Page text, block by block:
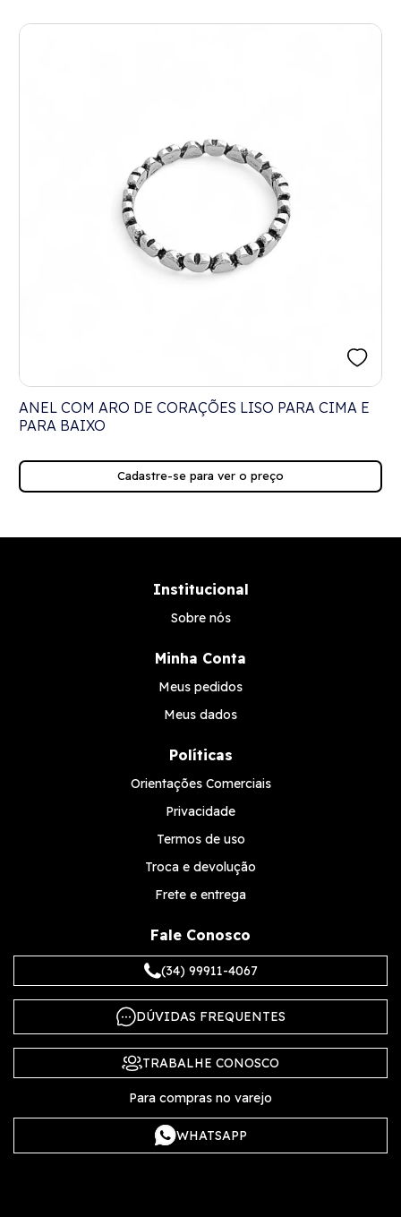
ANEL COM ARO DE CORAÇÕES LISO PARA CIMA E
PARA BAIXO
Cadastre-se para ver o preço
Institucional
Sobre nós
Minha Conta
Meus pedidos
Meus dados
Políticas
Orientações Comerciais
Privacidade
Termos de uso
Troca e devolução
Frete e entrega
Fale Conosco
(34) 99911-4067
DÚVIDAS FREQUENTES
TRABALHE CONOSCO
Para compras no varejo
WHATSAPP